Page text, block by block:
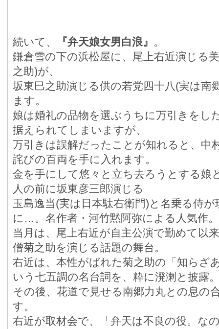
続いて、 『弁天娘女男白浪』 。
鎌倉雪の下の浜松屋に、尾上右近演じる
之助)が、
坂東巳之助演じる供の若党四十八(実は南
ます。
娘は婚礼の品物を選ぶうちに万引きをし
据えられてしまいますが、
万引きは誤解だったことが知れると、中
詫びの百両を手に入れます。
金を手にして悠々と立ち去ろうとする娘
人の前に坂東彦三郎演じる
玉島逸当(実は日本駄右衛門)と名乗る侍
に…。名作者・河竹黙阿弥による人気作。
当月は、尾上右近が自主公演で勤めて以
僧菊之助を演じる話題の舞台。
右近は、本性がばれた菊之助の「知らざ
いう七五調の名台詞を、粋に溌溂と披露
その後、花道で見せる南郷力丸との息の
す。
右近が取材会で、「弁天は不良の役。な